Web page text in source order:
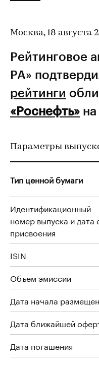
Москва, 18 августа
Рейтинговое
РА»
рейтинги
«Роснефть»
Параметры
Тип ценной бумаги
Идентификационный
номер выпуска и дата
присвоения
ISIN
Объем эмиссии
Дата начала
Дата ближайшей
Дата погашения